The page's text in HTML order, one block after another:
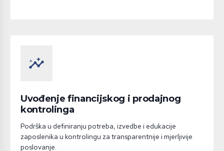
insights
Uvođenje financijskog i prodajnog
kontrolinga
Podrška u definiranju potreba, izvedbe i edukacije
zaposlenika u kontrolingu za transparentnije i mjerljivije
poslovanje.